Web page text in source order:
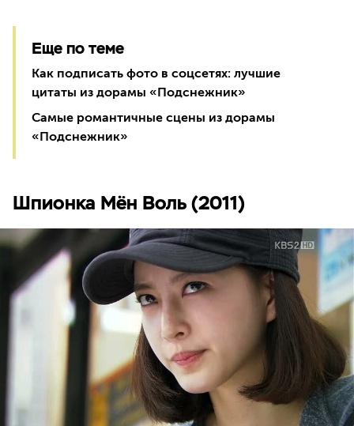
Еще по теме
Как подписать фото в соцсетях: лучшие
цитаты из дорамы «Подснежник»
Самые романтичные сцены из дорамы
«Подснежник»
Шпионка Мён Воль (2011)